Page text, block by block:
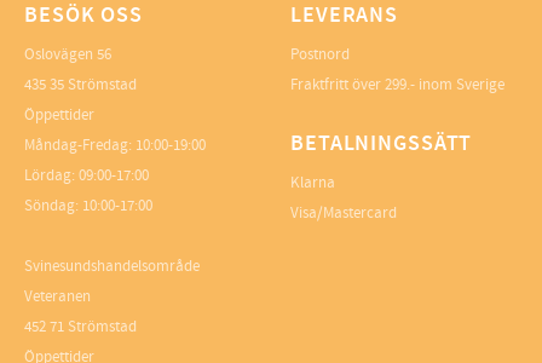
BESÖK OSS
Oslovägen 56
435 35 Strömstad
Öppettider
Måndag-Fredag: 10:00-19:00
Lördag: 09:00-17:00
Söndag: 10:00-17:00
Svinesundshandelsområde
Veteranen
452 71 Strömstad
Öppettider
LEVERANS
Postnord
Fraktfritt över 299.- inom Sverige
BETALNINGSSÄTT
Klarna
Visa/Mastercard